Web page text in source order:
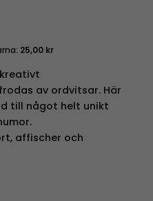
25,00 kr
av ordvitsar. Här
till något helt unikt
affischer och